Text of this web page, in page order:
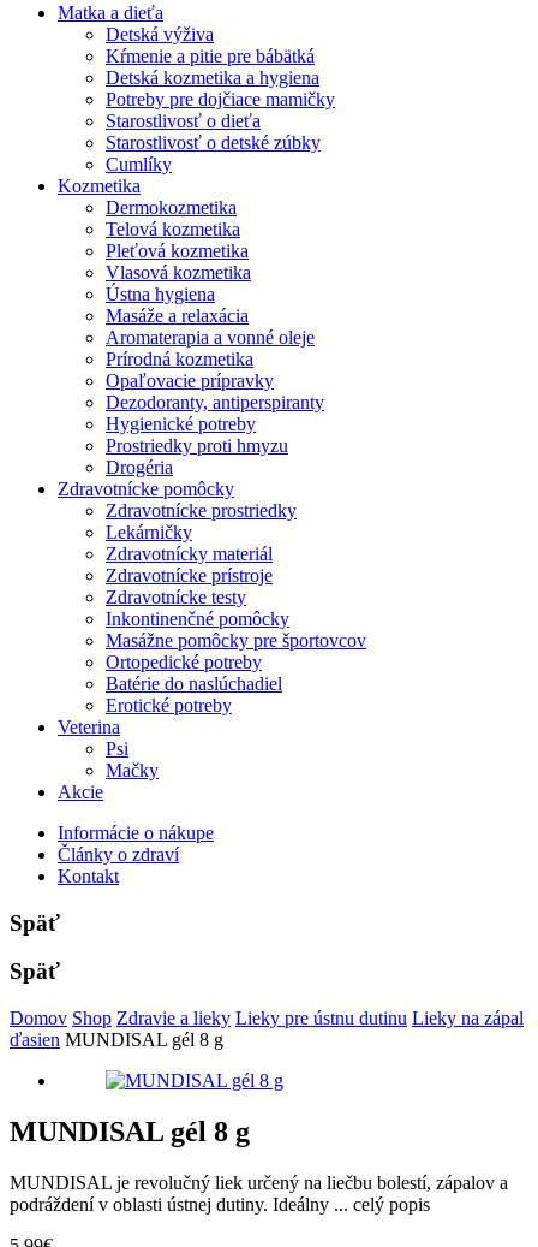
Matka a dieťa
Detská výživa
Kŕmenie a pitie pre bábätká
Detská kozmetika a hygiena
Potreby pre dojčiace mamičky
Starostlivosť o dieťa
Starostlivosť o detské zúbky
Cumlíky
Kozmetika
Dermokozmetika
Telová kozmetika
Pleťová kozmetika
Vlasová kozmetika
Ústna hygiena
Masáže a relaxácia
Aromaterapia a vonné oleje
Prírodná kozmetika
Opaľovacie prípravky
Dezodoranty, antiperspiranty
Hygienické potreby
Prostriedky proti hmyzu
Drogéria
Zdravotnícke pomôcky
Zdravotnícke prostriedky
Lekárničky
Zdravotnícky materiál
Zdravotnícke prístroje
Zdravotnícke testy
Inkontinenčné pomôcky
Masážne pomôcky pre športovcov
Ortopedické potreby
Batérie do naslúchadiel
Erotické potreby
Veterina
Psi
Mačky
Akcie
Informácie o nákupe
Články o zdraví
Kontakt
Späť
Späť
Domov Shop Zdravie a lieky Lieky pre ústnu dutinu Lieky na zápal
ďasien MUNDISAL gél 8 g
MUNDISAL gél 8 g
MUNDISAL je revolučný liek určený na liečbu bolestí, zápalov a
podráždení v oblasti ústnej dutiny. Ideálny ... celý popis